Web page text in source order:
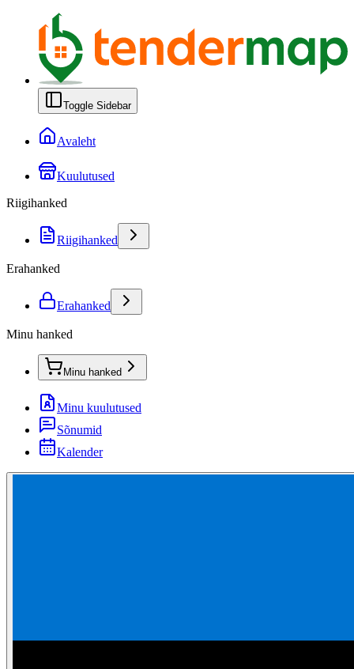
Toggle Sidebar
Avaleht
Kuulutused
Riigihanked
Riigihanked
Erahanked
Erahanked
Minu hanked
Minu hanked
Minu kuulutused
Sõnumid
Kalender